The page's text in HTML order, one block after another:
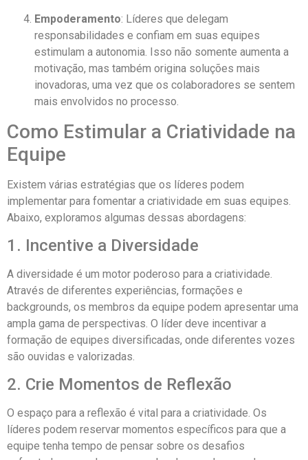
Empoderamento: Líderes que delegam
responsabilidades e confiam em suas equipes
estimulam a autonomia. Isso não somente aumenta a
motivação, mas também origina soluções mais
inovadoras, uma vez que os colaboradores se sentem
mais envolvidos no processo.
Como Estimular a Criatividade na
Equipe
Existem várias estratégias que os líderes podem
implementar para fomentar a criatividade em suas equipes.
Abaixo, exploramos algumas dessas abordagens:
1. Incentive a Diversidade
A diversidade é um motor poderoso para a criatividade.
Através de diferentes experiências, formações e
backgrounds, os membros da equipe podem apresentar uma
ampla gama de perspectivas. O líder deve incentivar a
formação de equipes diversificadas, onde diferentes vozes
são ouvidas e valorizadas.
2. Crie Momentos de Reflexão
O espaço para a reflexão é vital para a criatividade. Os
líderes podem reservar momentos específicos para que a
equipe tenha tempo de pensar sobre os desafios